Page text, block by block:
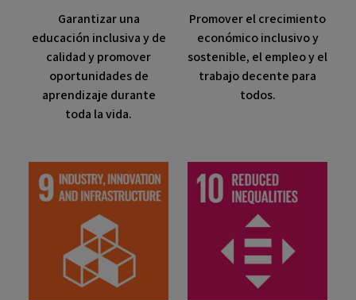
Garantizar una
educación inclusiva y de
calidad y promover
oportunidades de
aprendizaje durante
toda la vida.
Promover el crecimiento
económico inclusivo y
sostenible, el empleo y el
trabajo decente para
todos.